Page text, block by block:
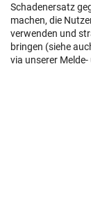
Schadenersatz
machen, die
verwenden und
bringen (siehe
via unserer